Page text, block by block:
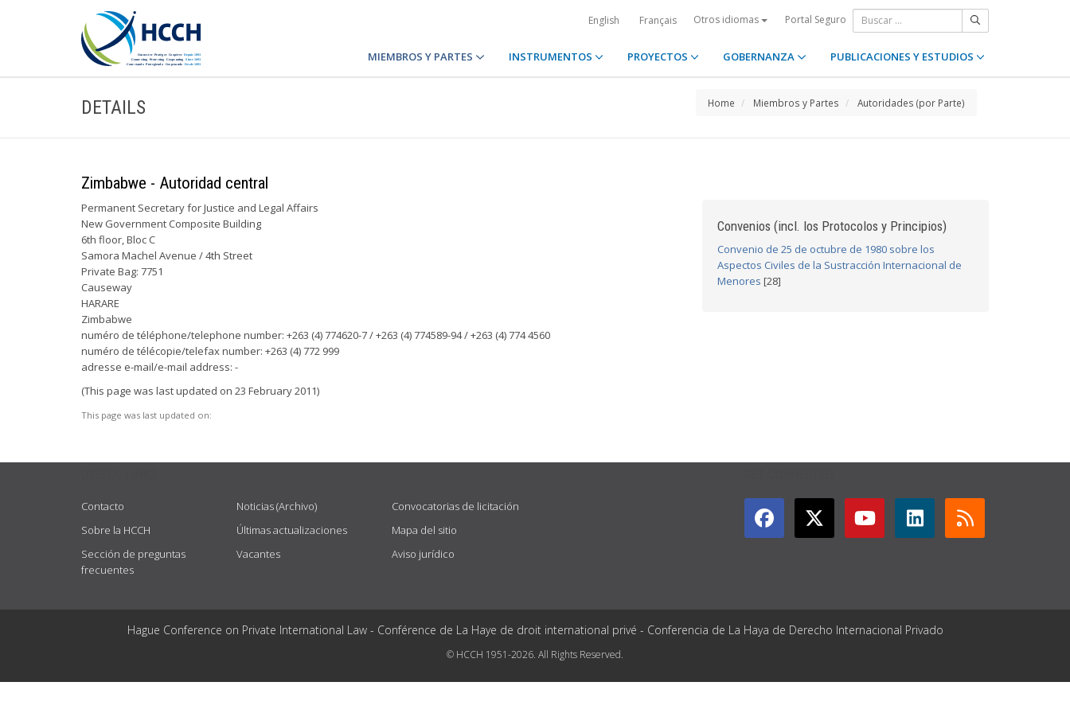
English Français Otros idiomas Portal Seguro
MIEMBROS Y PARTES INSTRUMENTOS PROYECTOS GOBERNANZA PUBLICACIONES Y ESTUDIOS
DETAILS Home Miembros y Partes Autoridades (por Parte)
Zimbabwe - Autoridad central
Permanent Secretary for Justice and Legal Affairs
New Government Composite Building
6th floor, Bloc C
Samora Machel Avenue / 4th Street
Private Bag: 7751
Causeway
HARARE
Zimbabwe
numéro de téléphone/telephone number: +263 (4) 774620-7 / +263 (4) 774589-94 / +263 (4) 774 4560
numéro de télécopie/telefax number: +263 (4) 772 999
adresse e-mail/e-mail address: -
(This page was last updated on 23 February 2011)
This page was last updated on:
Convenios (incl. los Protocolos y Principios)
Convenio de 25 de octubre de 1980 sobre los
Aspectos Civiles de la Sustracción Internacional de
Menores [28]
Contacto
Sobre la HCCH
Sección de preguntas
frecuentes
Noticias (Archivo)
Últimas actualizaciones
Vacantes
Convocatorias de licitación
Mapa del sitio
Aviso jurídico
Hague Conference on Private International Law - Conférence de La Haye de droit international privé - Conferencia de La Haya de Derecho Internacional Privado
© HCCH 1951-2026. All Rights Reserved.